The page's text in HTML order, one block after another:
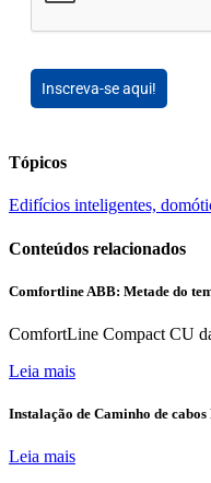
Inscreva-se aqui!
Tópicos
Edifícios inteligentes,
Conteúdos relacionados
Comfortline ABB: Metade do
ComfortLine Compact CU
Leia mais
Instalação de Caminho de
Leia mais